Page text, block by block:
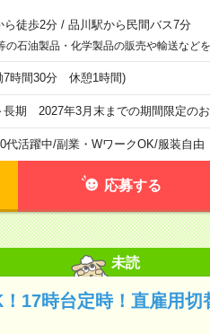
ら徒歩2分/ 品川駅から民間バス7分
の石油製品・化学製品の販売や輸送など
7時間30分 休憩1時間)
長期 2027年3月末までの期間限定
代活躍中/副業・WワークOK/服装自由
応募する
未読
17時台定時！直雇用切